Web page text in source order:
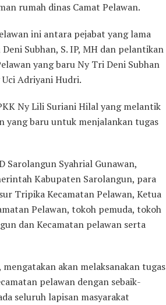
rumah dinas Camat Pelawan.
ini antara pejabat yang lama
Subhan, S. IP, MH dan pelantikan
yang baru Ny Tri Deni Subhan
Adriyani Hudri.
Ny Lili Suriani Hilal yang melantik
yang baru untuk menjalankan tugas
Sarolangun Syahrial Gunawan,
Kabupaten Sarolangun, para
Tripika Kecamatan Pelawan, Ketua
Pelawan, tokoh pemuda, tokoh
dan Kecamatan pelawan serta
akan melaksanakan tugas
pelawan dengan sebaik-
seluruh lapisan masyarakat